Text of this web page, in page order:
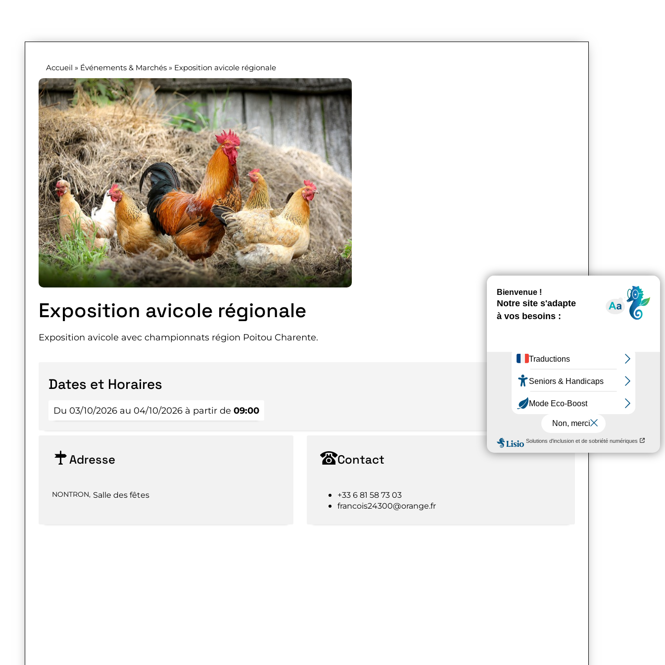
Accueil » Événements & Marchés» Exposition avicole régionale
Exposition avicole régionale
Exposition avicole avec championnats région Poitou Charente.
Dates et Horaires
Du 03/10/2026 au 04/10/2026 à partir de 09:00
Adresse
NONTRON, Salle des fêtes
Contact
+33 6 81 58 73 03
francois24300@orange.fr